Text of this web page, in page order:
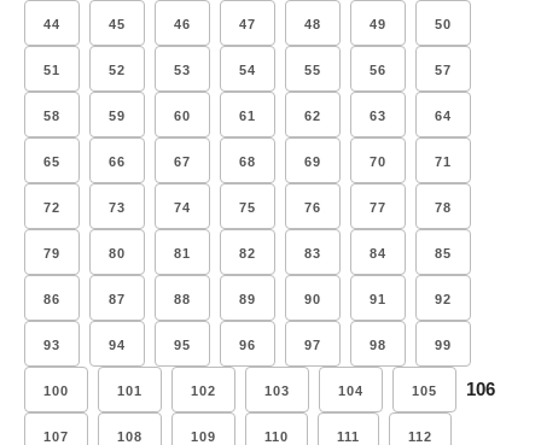
44 45 46 47 48 49 50
51 52 53 54 55 56 57
58 59 60 61 62 63 64
65 66 67 68 69 70 71
72 73 74 75 76 77 78
79 80 81 82 83 84 85
86 87 88 89 90 91 92
93 94 95 96 97 98 99
100 101 102 103 104 105 106
107 108 109 110 111 112